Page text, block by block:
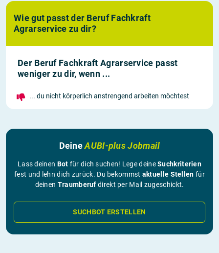
Wie gut passt der Beruf Fachkraft
Agrarservice zu dir?
Der Beruf Fachkraft Agrarservice passt
weniger zu dir, wenn ...
... du nicht körperlich anstrengend arbeiten möchtest
DeineAUBI-plus Jobmail
Lass deinen Bot für dich suchen! Lege deineSuchkriterien
fest und lehn dich zurück. Du bekommst aktuelle Stellen für
deinen Traumberuf direkt per Mail zugeschickt.
SUCHBOT ERSTELLEN